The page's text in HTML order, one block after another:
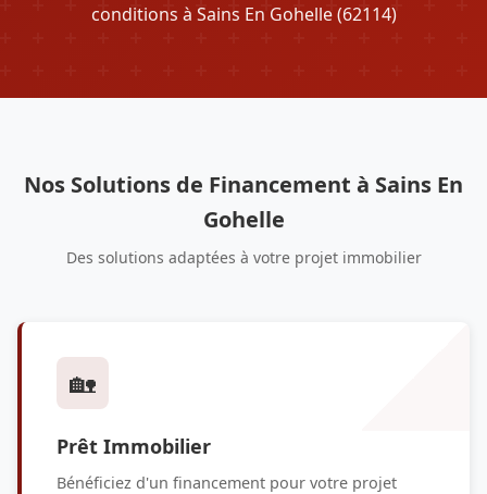
conditions à Sains En Gohelle (62114)
Nos Solutions de Financement à Sains En
Gohelle
Des solutions adaptées à votre projet immobilier
🏡
Prêt Immobilier
Bénéficiez d'un financement pour votre projet